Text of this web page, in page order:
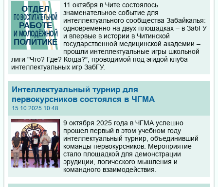
11 октября в Чите состоялось
знаменательное событие для
интеллектуального сообщества Забайкалья:
одновременно на двух площадках – в ЗабГУ
и впервые в истории в Читинской
государственной медицинской академии –
прошли интеллектуальные игры школьной
лиги "Что? Где? Когда?", проводимой под эгидой клуба
интеллектуальных игр ЗабГУ.
Интеллектуальный турнир для
первокурсников состоялся в ЧГМА
15.10.2025 10:48
9 октября 2025 года в ЧГМА успешно
прошел первый в этом учебном году
интеллектуальный турнир, объединивший
команды первокурсников. Мероприятие
стало площадкой для демонстрации
эрудиции, логического мышления и
командного взаимодействия.